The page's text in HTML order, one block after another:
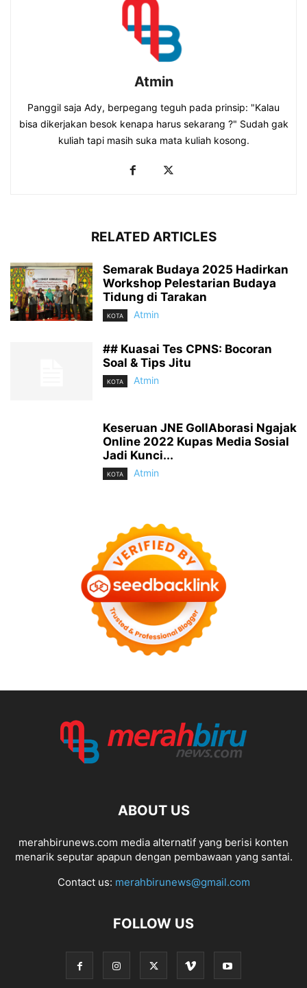
Atmin
Panggil saja Ady, berpegang teguh pada prinsip: "Kalau
bisa dikerjakan besok kenapa harus sekarang ?" Sudah gak
kuliah tapi masih suka mata kuliah kosong.
RELATED ARTICLES
Semarak Budaya 2025 Hadirkan
Workshop Pelestarian Budaya
Tidung di Tarakan
KOTA Atmin
## Kuasai Tes CPNS: Bocoran
Soal & Tips Jitu
KOTA Atmin
Keseruan JNE GollAborasi Ngajak
Online 2022 Kupas Media Sosial
Jadi Kunci...
KOTA Atmin
ABOUT US
merahbirunews.com media alternatif yang berisi konten
menarik seputar apapun dengan pembawaan yang santai.
Contact us: merahbirunews@gmail.com
FOLLOW US